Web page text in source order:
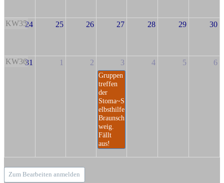
KW3524 25 26 27 28 29 30
KW3631 1 2 3
Gruppen
treffen
der
Stoma~S
elbsthilfe
Braunsch
weig.
Fällt
aus!
4 5 6
Zum Bearbeiten anmelden